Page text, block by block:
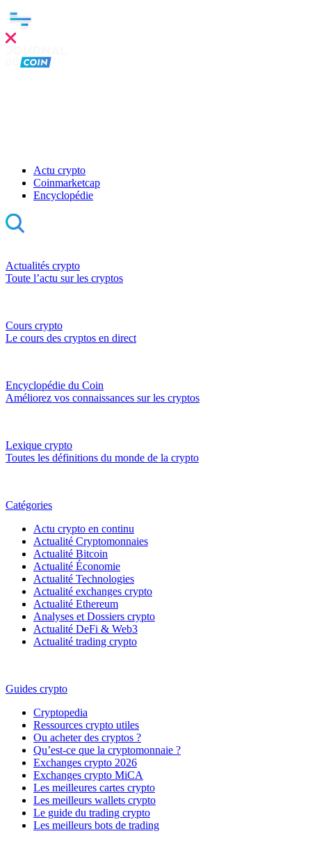
Actu crypto
Coinmarketcap
Encyclopédie
Actualités crypto
Toute l’actu sur les cryptos
Cours crypto
Le cours des cryptos en direct
Encyclopédie du Coin
Améliorez vos connaissances sur les cryptos
Lexique crypto
Toutes les définitions du monde de la crypto
Catégories
Actu crypto en continu
Actualité Cryptomonnaies
Actualité Bitcoin
Actualité Économie
Actualité Technologies
Actualité exchanges crypto
Actualité Ethereum
Analyses et Dossiers crypto
Actualité DeFi & Web3
Actualité trading crypto
Guides crypto
Cryptopedia
Ressources crypto utiles
Ou acheter des cryptos ?
Qu’est-ce que la cryptomonnaie ?
Exchanges crypto 2026
Exchanges crypto MiCA
Les meilleures cartes crypto
Les meilleurs wallets crypto
Le guide du trading crypto
Les meilleurs bots de trading